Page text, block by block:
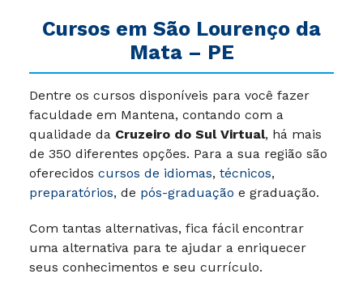
Cursos em São Lourenço da
Mata – PE
Dentre os cursos disponíveis para você fazer
faculdade em Mantena, contando com a
qualidade da Cruzeiro do Sul Virtual, há mais
de 350 diferentes opções. Para a sua região são
oferecidos cursos de idiomas, técnicos,
preparatórios, de pós-graduação e graduação.
Com tantas alternativas, fica fácil encontrar
uma alternativa para te ajudar a enriquecer
seus conhecimentos e seu currículo.